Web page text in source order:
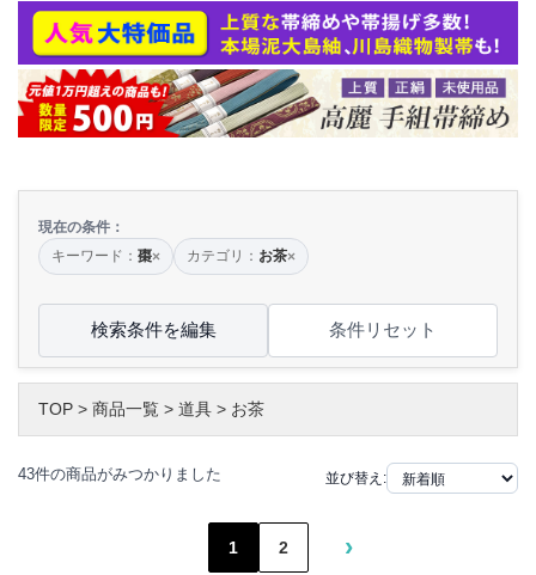
現在の条件：
キーワード： 棗× カテゴリ： お茶×
検索条件を編集 条件リセット
TOP > 商品一覧 > 道具 > お茶
43件の商品がみつかりました 並び替え:
1 2 ›